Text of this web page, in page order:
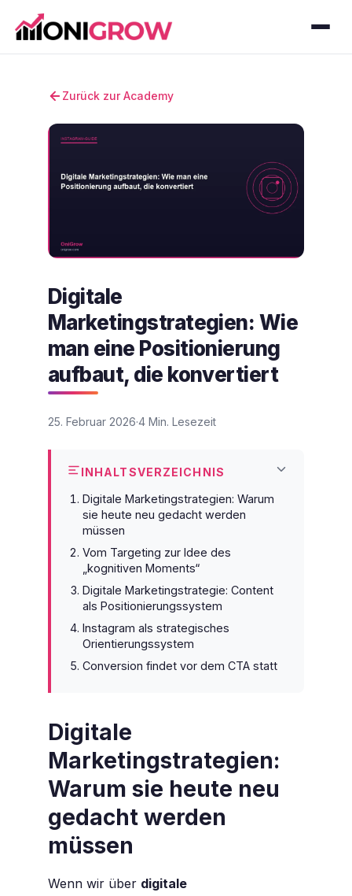
Zurück zur Academy
Digitale
Marketingstrategien: Wie
man eine Positionierung
aufbaut, die konvertiert
25. Februar 2026 4 Min. Lesezeit
INHALTSVERZEICHNIS
Digitale Marketingstrategien: Warum
sie heute neu gedacht werden
müssen
Vom Targeting zur Idee des
„kognitiven Moments“
Digitale Marketingstrategie: Content
als Positionierungssystem
Instagram als strategisches
Orientierungssystem
Conversion findet vor dem CTA statt
Digitale
Marketingstrategien:
Warum sie heute neu
gedacht werden
müssen
Wenn wir über digitale